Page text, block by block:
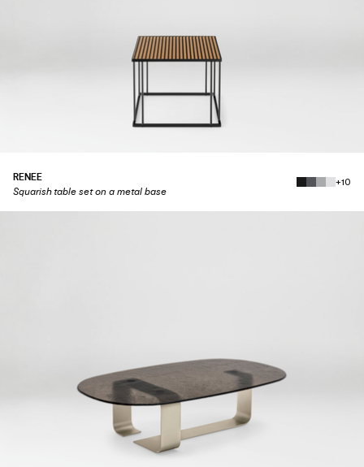
RENEE
Squarish table set on a metal base
+10